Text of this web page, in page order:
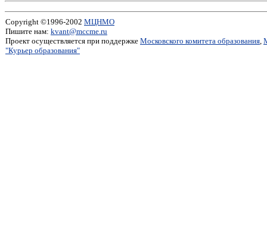
Copyright ©1996-2002 МЦНМО
Пишите нам: kvant@mccme.ru
Проект осуществляется при поддержке Московского комитета образования,
"Курьер образования"